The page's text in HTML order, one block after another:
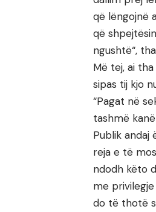
që lëngojnë
që
ngushtë“,
Më tej, ai
sipas tij kjo
“Pagat në
tashmë
Publik
reja e të
ndodh këto
me
do të thotë